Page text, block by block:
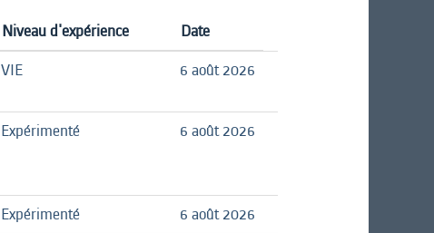
Niveau d'expérience
Date
VIE 6 août 2026
Expérimenté 6 août 2026
Expérimenté
6 août 2026